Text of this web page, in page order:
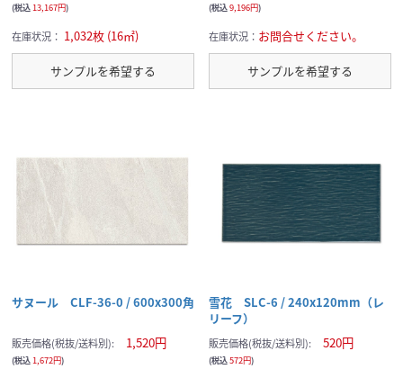
(税込13,167円)
在庫状況： 1,032枚 (16㎡)
サンプルを希望する
(税込9,196円)
在庫状況： お問合せください。
サンプルを希望する
サヌール CLF-36-0 / 600x300角
販売価格(税抜/送料別): 1,520円
(税込1,672円)
雪花 SLC-6 / 240x120mm（レ
リーフ）
販売価格(税抜/送料別): 520円
(税込572円)